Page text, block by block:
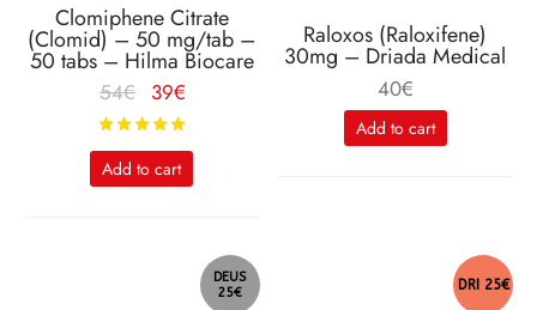
Clomiphene Citrate
(Clomid) – 50 mg/tab –
50 tabs – Hilma Biocare
54€
Le
prix
initial
était :
39€
actuel
Add to cart
Raloxos (Raloxifene)
30mg – Driada Medical
40€
Add to cart
DEUS
25€
DRI 25€